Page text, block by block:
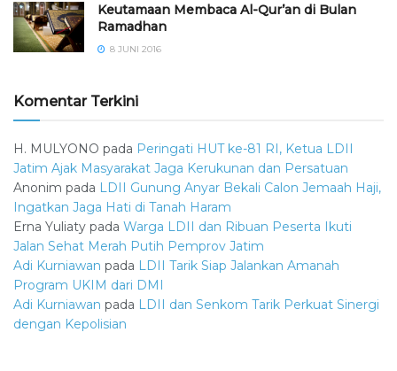
Keutamaan Membaca Al-Qur’an di Bulan
Ramadhan
8 JUNI 2016
Komentar Terkini
H. MULYONO pada Peringati HUT ke-81 RI, Ketua LDII
Jatim Ajak Masyarakat Jaga Kerukunan dan Persatuan
Anonim pada LDII Gunung Anyar Bekali Calon Jemaah Haji,
Ingatkan Jaga Hati di Tanah Haram
Erna Yuliaty pada Warga LDII dan Ribuan Peserta Ikuti
Jalan Sehat Merah Putih Pemprov Jatim
Adi Kurniawan pada LDII Tarik Siap Jalankan Amanah
Program UKIM dari DMI
Adi Kurniawan pada LDII dan Senkom Tarik Perkuat Sinergi
dengan Kepolisian